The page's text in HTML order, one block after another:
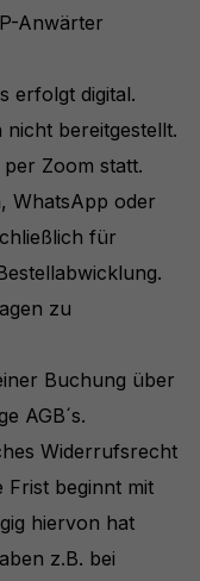
Anwärter
erfolgt digital.
bereitgestellt.
Zoom statt.
WhatsApp oder
für
zu
Buchung über
AGB´s.
Widerrufsrecht
Frist beginnt mit
hiervon hat
z.B. bei